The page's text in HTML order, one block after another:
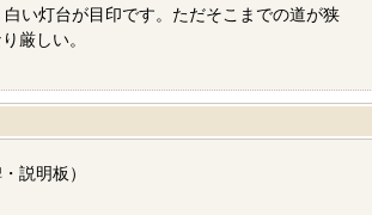
い灯台が目印です。ただそこまでの道が狭
厳しい。
説明板）